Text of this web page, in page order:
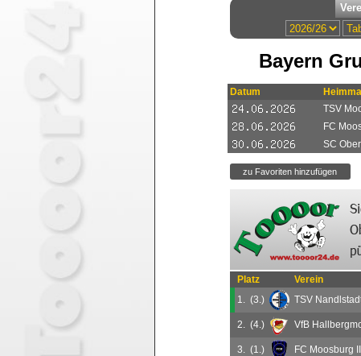
Bayern
Datum
TSV
FC
SC
Platz Verein
1. (3.) TSV
2. (4.) VfB
3. (1.) FC Moosburg II